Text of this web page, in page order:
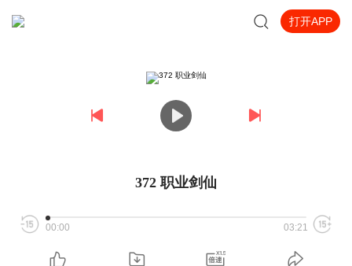
打开APP
372 职业剑仙
00:00 03:21